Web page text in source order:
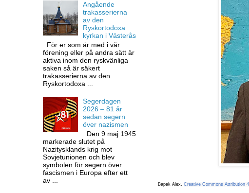
Bapak Alex, Creative Commons Attribution
Angående
trakasserierna
av den
Ryskortodoxa
kyrkan i Västerås
För er som är med i vår
förening eller på andra sätt är
aktiva inom den ryskvänliga
saken så är säkert
trakasserierna av den
Ryskortodoxa ...
Segerdagen
2026 – 81 år
sedan segern
över nazismen
Den 9 maj 1945
markerade slutet på
Nazitysklands krig mot
Sovjetunionen och blev
symbolen för segern över
fascismen i Europa efter ett
av ...